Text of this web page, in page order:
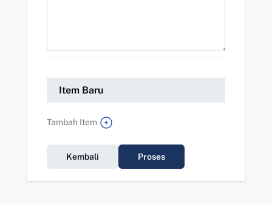
Item Baru
Tambah Item
Kembali Proses